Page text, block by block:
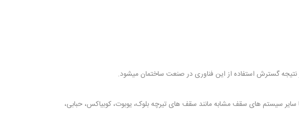
گسترش استفاده از این فناوری در صنعت ساختمان میشود.
سیستم های سقف مشابه مانند سقف های تیرچه بلوک، یوبوت، کوبیاکس، حبابی،